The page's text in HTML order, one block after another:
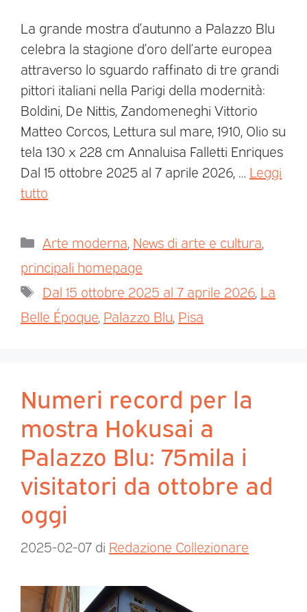
La grande mostra d’autunno a Palazzo Blu
celebra la stagione d’oro dell’arte europea
attraverso lo sguardo raffinato di tre grandi
pittori italiani nella Parigi della modernità:
Boldini, De Nittis, Zandomeneghi Vittorio
Matteo Corcos, Lettura sul mare, 1910, Olio su
tela 130 x 228 cm Annaluisa Falletti Enriques
Dal 15 ottobre 2025 al 7 aprile 2026, … Leggi
tutto
Arte moderna News di arte e cultura
principali homepage
Dal 15 ottobre 2025 al 7 aprile 2026 La
Belle Époque Palazzo Blu Pisa
Numeri record per la
mostra Hokusai a
Palazzo Blu: 75mila i
visitatori da ottobre ad
oggi
2025-02-07 di Redazione Collezionare